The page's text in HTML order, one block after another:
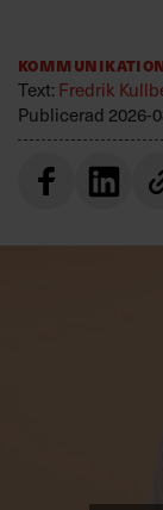
Text:Fredrik
Publicerad 2026-